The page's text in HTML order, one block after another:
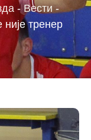
- Вести-
тренер